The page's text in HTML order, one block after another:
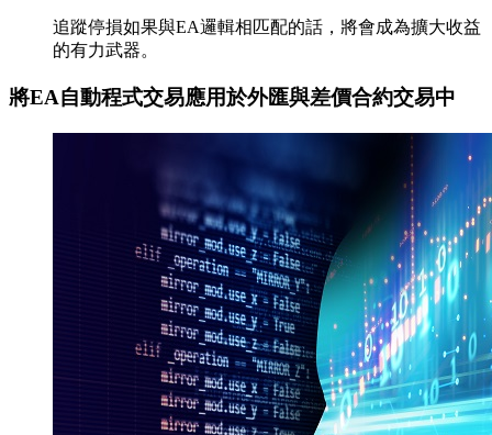
追蹤停損如果與EA邏輯相匹配的話，將會成為擴大收益
的有力武器。
將EA自動程式交易應用於外匯與差價合約交易中